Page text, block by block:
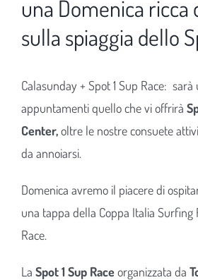
una Domenica ricca
sulla spiaggia dello
Calasunday + Spot 1 Sup Race:
appuntamenti quello che vi offrirà
Center,oltre le nostre consuete
da annoiarsi.
Domenica avremo il piacere di
una tappa della Coppa Italia Surfing
Race.
La Spot 1 Sup Raceorganizzata da